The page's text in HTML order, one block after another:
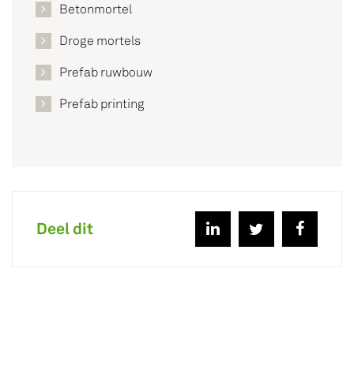
Betonmortel
Droge mortels
Prefab ruwbouw
Prefab printing
Deel dit